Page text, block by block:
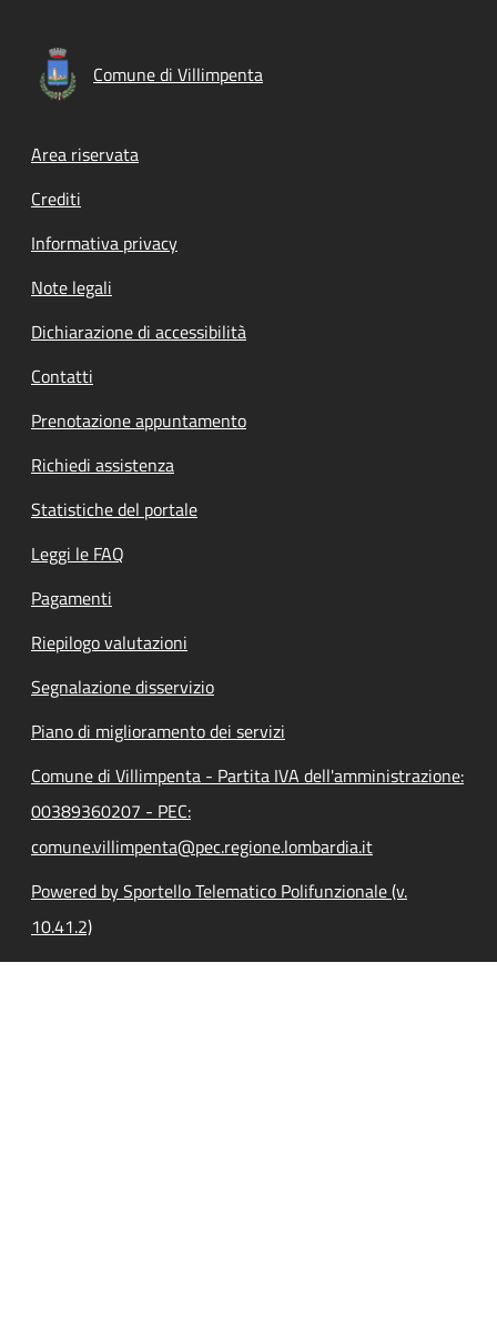
Comune di Villimpenta
Footer menu
Area riservata
Crediti
Informativa privacy
Note legali
Dichiarazione di accessibilità
Contatti
Prenotazione appuntamento
Richiedi assistenza
Statistiche del portale
Leggi le FAQ
Pagamenti
Riepilogo valutazioni
Segnalazione disservizio
Piano di miglioramento dei servizi
Comune di Villimpenta - Partita IVA dell'amministrazione:
00389360207 - PEC:
comune.villimpenta@pec.regione.lombardia.it
Powered by Sportello Telematico Polifunzionale (v.
10.41.2)